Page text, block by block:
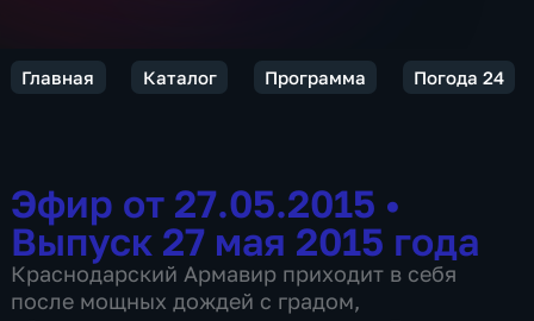
Главная Каталог Программа Погода 24
Эфир от 27.05.2015 •
Выпуск 27 мая 2015 года
Краснодарский Армавир приходит в себя
после мощных дождей с градом,